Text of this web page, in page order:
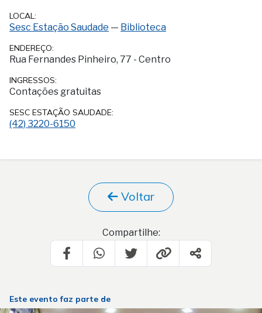
LOCAL:
Sesc Estação Saudade — Biblioteca
ENDEREÇO:
Rua Fernandes Pinheiro, 77 - Centro
INGRESSOS:
Contações gratuitas
SESC ESTAÇÃO SAUDADE:
(42) 3220-6150
Voltar
Compartilhe:
Este evento faz parte de